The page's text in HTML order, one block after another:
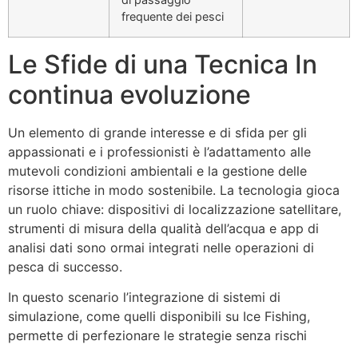
frequente dei pesci
Le Sfide di una Tecnica In
continua evoluzione
Un elemento di grande interesse e di sfida per gli
appassionati e i professionisti è l’adattamento alle
mutevoli condizioni ambientali e la gestione delle
risorse ittiche in modo sostenibile. La tecnologia gioca
un ruolo chiave: dispositivi di localizzazione satellitare,
strumenti di misura della qualità dell’acqua e app di
analisi dati sono ormai integrati nelle operazioni di
pesca di successo.
In questo scenario l’integrazione di sistemi di
simulazione, come quelli disponibili su Ice Fishing,
permette di perfezionare le strategie senza rischi